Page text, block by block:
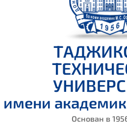
имени
Основан в